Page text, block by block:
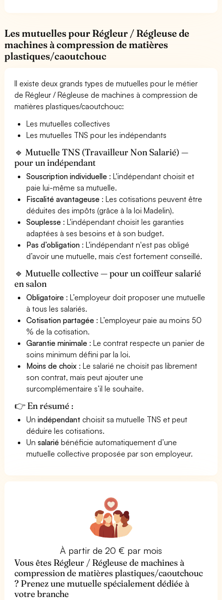
Les mutuelles pour Régleur / Régleuse de
machines à compression de matières
plastiques/caoutchouc
Il existe deux grands types de mutuelles pour le métier
de Régleur / Régleuse de machines à compression de
matières plastiques/caoutchouc:
Les mutuelles collectives
Les mutuelles TNS pour les indépendants
🔹 Mutuelle TNS (Travailleur Non Salarié) —
pour un indépendant
Souscription individuelle : L'indépendant choisit et
paie lui-même sa mutuelle.
Fiscalité avantageuse : Les cotisations peuvent être
déduites des impôts (grâce à la loi Madelin).
Souplesse : L'indépendant choisit les garanties
adaptées à ses besoins et à son budget.
Pas d’obligation : L'indépendant n'est pas obligé
d’avoir une mutuelle, mais c’est fortement conseillé.
🔹 Mutuelle collective — pour un coiffeur salarié
en salon
Obligatoire : L’employeur doit proposer une mutuelle
à tous les salariés.
Cotisation partagée : L’employeur paie au moins 50
% de la cotisation.
Garantie minimale : Le contrat respecte un panier de
soins minimum défini par la loi.
Moins de choix : Le salarié ne choisit pas librement
son contrat, mais peut ajouter une
surcomplémentaire s’il le souhaite.
👉 En résumé :
Unindépendant choisit sa mutuelle TNS et peut
déduire les cotisations.
Unsalarié bénéficie automatiquement d’une
mutuelle collective proposée par son employeur.
À partir de 20 € par mois
Vous êtes Régleur / Régleuse de machines à
compression de matières plastiques/caoutchouc
? Prenez une mutuelle spécialement dédiée à
votre branche